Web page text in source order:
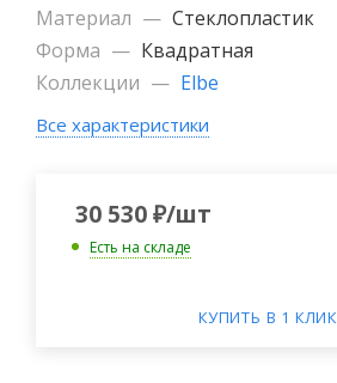
Материал — Стеклопластик
Форма — Квадратная
Коллекции — Elbe
Все характеристики
30 530₽/шт
Есть на складе
КУПИТЬ В 1 КЛИК